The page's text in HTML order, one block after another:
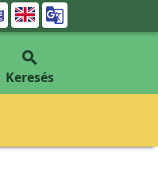


Keresés